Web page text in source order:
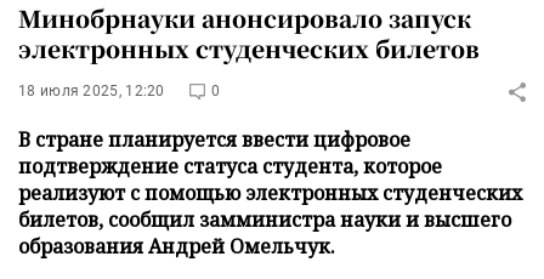
Минобрнауки анонсировало запуск
электронных студенческих билетов
18 июля 2025, 12:20 0
В стране планируется ввести цифровое
подтверждение статуса студента, которое
реализуют с помощью электронных студенческих
билетов, сообщил замминистра науки и высшего
образования Андрей Омельчук.